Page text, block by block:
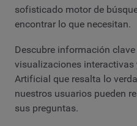
sofisticado motor de
encontrar lo que necesitan.
Descubre información
visualizaciones
Artificial que resalta lo
nuestros usuarios pueden
sus preguntas.